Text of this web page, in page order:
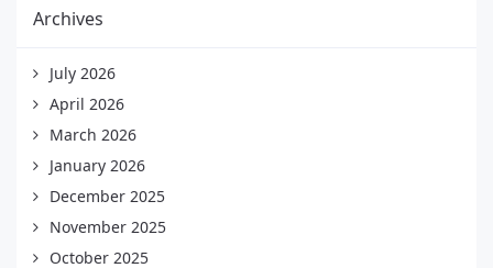
Archives
July 2026
April 2026
March 2026
January 2026
December 2025
November 2025
October 2025